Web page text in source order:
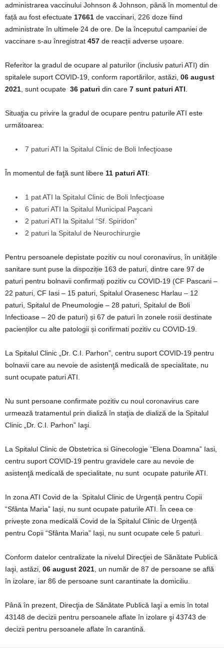
administrarea vaccinului Johnson & Johnson, până în momentul de
față au fost efectuate 17661 de vaccinari, 226 doze fiind
administrate în ultimele 24 de ore. De la începutul campaniei de
vaccinare s-au înregistrat 457 de reacții adverse ușoare.
Referitor la gradul de ocupare al paturilor (inclusiv paturi ATI) din
spitalele suport COVID-19, conform raportărilor, astăzi, 06 august
2021 , sunt ocupate 36 paturi din care 7 sunt paturi ATI
Situaţia cu privire la gradul de ocupare pentru paturile ATI este
următoarea:
7 paturi ATI la Spitalul Clinic de Boli Infecţioase
În momentul de faţă sunt libere 11 paturi ATI:
1 pat ATI la Spitalul Clinic de Boli Infecţioase
6 paturi ATI la Spitalul Municipal Paşcani
2 paturi ATI la Spitalul “Sf. Spiridon”
2 paturi la Spitalul de Neurochirurgie
Pentru persoanele depistate pozitiv cu noul coronavirus, în unitățile
sanitare sunt puse la dispoziție 163 de paturi, dintre care 97 de
paturi pentru bolnavii confirmați pozitiv cu COVID-19 (CF Pascani –
22 paturi, CF Iasi – 15 paturi, Spitalul Orasenesc Harlau – 12
paturi, Spitalul de Pneumologie – 28 paturi, Spitalul de Boli
Infectioase – 20 de paturi) și 67 de paturi în zonele rosii destinate
pacienților cu alte patologii și confirmati pozitiv cu COVID-19.
La Spitalul Clinic „Dr. C.I. Parhon”, centru suport COVID-19 pentru
bolnavii care au nevoie de asistenţă medicală de specialitate, nu
sunt ocupate paturi ATI.
Nu sunt persoane confirmate pozitiv cu noul coronavirus care
urmează tratamentul prin dializă în staţia de dializă de la Spitalul
Clinic „Dr. C.I. Parhon” Iaşi.
La Spitalul Clinic de Obstetrica si Ginecologie “Elena Doamna” Iasi,
centru suport COVID-19 pentru gravidele care au nevoie de
asistenţă medicală de specialitate, nu sunt ocupate paturile ATI.
In zona ATI Covid de la Spitalul Clinic de Urgență pentru Copii
“Sfânta Maria” Iași, nu sunt ocupate paturile ATI. În ceea ce
privește zona medicală Covid de la Spitalul Clinic de Urgență
pentru Copii “Sfânta Maria” Iași, nu sunt ocupate cele 5 paturi.
Conform datelor centralizate la nivelul Direcţiei de Sănătate Publică
Iaşi, astăzi, 06 august 2021 , un număr de 87 de persoane se află
în izolare, iar 86 de persoane sunt carantinate la domiciliu.
Până în prezent, Direcţia de Sănătate Publică Iaşi a emis în total
43148 de decizii pentru persoanele aflate în izolare şi 43743 de
decizii pentru persoanele aflate în carantină.